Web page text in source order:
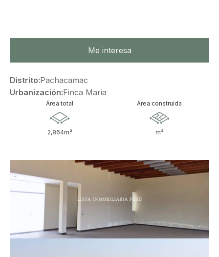
Me interesa
Distrito:Pachacamac
Urbanización:Finca Maria
Área total
2,864m²
Área construida
m²